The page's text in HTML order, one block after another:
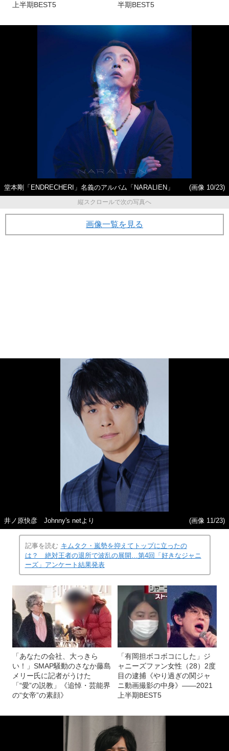
上半期BEST5
半期BEST5
堂本剛「ENDRECHERI」名義のアルバム「NARALIEN」
(画像 10/23)
縦スクロールで次の写真へ
画像一覧を見る
井ノ原快彦 Johnny's netより (画像 11/23)
記事を読む キムタク・嵐勢を抑えてトップに立ったの
は？ 絶対王者の退所で波乱の展開…第4回「好きなジャニ
ーズ」アンケート結果発表
「あなたの会社、大っきら
い！」SMAP騒動のさなか藤島
メリー氏に記者がうけた
「“愛”の説教」《追悼・芸能界
の“女帝”の素顔》
「有岡担ボコボコにした」ジ
ャニーズファン女性（28）2度
目の逮捕《やり過ぎの関ジャ
ニ動画撮影の中身》――2021
上半期BEST5